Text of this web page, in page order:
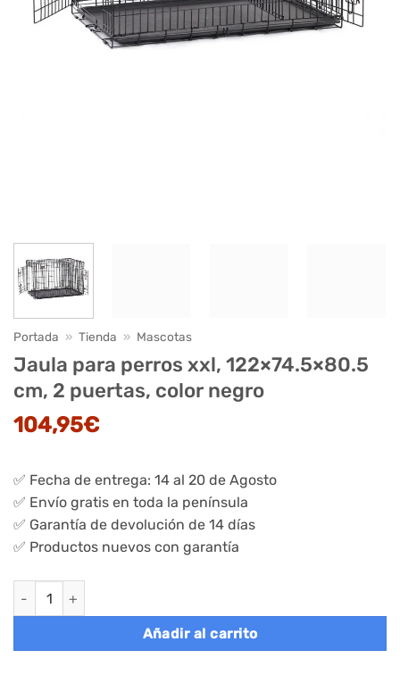
Portada » Tienda » Mascotas
Jaula para perros xxl, 122×74.5×80.5
cm, 2 puertas, color negro
104,95€
✅ Fecha de entrega: 14 al 20 de Agosto
✅ Envío gratis en toda la península
✅ Garantía de devolución de 14 días
✅ Productos nuevos con garantía
Jaula para perros xxl, 122x74.5x80.5 cm, 2 puertas, color
Añadir al carrito